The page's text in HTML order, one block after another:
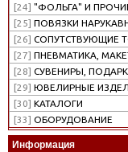
[24] "ФОЛЬГА" И
[25] ПОВЯЗКИ
[26] СОПУТСТВУЮЩИЕ
[27] ПНЕВМАТИКА,
[28] СУВЕНИРЫ,
[29] ЮВЕЛИРНЫЕ
[30] КАТАЛОГИ
[33] ОБОРУДОВАНИЕ
Информация